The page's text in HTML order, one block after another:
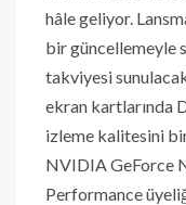
hâle geliyor.
bir güncellemeyle
takviyesi
ekran kartlarında
izleme kalitesini
NVIDIA GeForce
Performance